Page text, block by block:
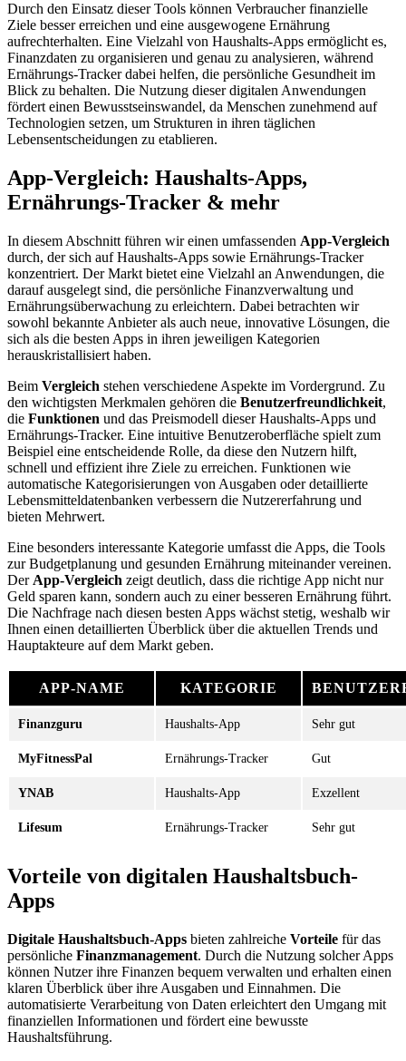
Durch den Einsatz dieser Tools können Verbraucher finanzielle
Ziele besser erreichen und eine ausgewogene Ernährung
aufrechterhalten. Eine Vielzahl von Haushalts-Apps ermöglicht es,
Finanzdaten zu organisieren und genau zu analysieren, während
Ernährungs-Tracker dabei helfen, die persönliche Gesundheit im
Blick zu behalten. Die Nutzung dieser digitalen Anwendungen
fördert einen Bewusstseinswandel, da Menschen zunehmend auf
Technologien setzen, um Strukturen in ihren täglichen
Lebensentscheidungen zu etablieren.
App-Vergleich: Haushalts-Apps,
Ernährungs-Tracker & mehr
In diesem Abschnitt führen wir einen umfassenden App-Vergleich
durch, der sich auf Haushalts-Apps sowie Ernährungs-Tracker
konzentriert. Der Markt bietet eine Vielzahl an Anwendungen, die
darauf ausgelegt sind, die persönliche Finanzverwaltung und
Ernährungsüberwachung zu erleichtern. Dabei betrachten wir
sowohl bekannte Anbieter als auch neue, innovative Lösungen, die
sich als die besten Apps in ihren jeweiligen Kategorien
herauskristallisiert haben.
Beim Vergleich stehen verschiedene Aspekte im Vordergrund. Zu
den wichtigsten Merkmalen gehören die Benutzerfreundlichkeit,
die Funktionen und das Preismodell dieser Haushalts-Apps und
Ernährungs-Tracker. Eine intuitive Benutzeroberfläche spielt zum
Beispiel eine entscheidende Rolle, da diese den Nutzern hilft,
schnell und effizient ihre Ziele zu erreichen. Funktionen wie
automatische Kategorisierungen von Ausgaben oder detaillierte
Lebensmitteldatenbanken verbessern die Nutzererfahrung und
bieten Mehrwert.
Eine besonders interessante Kategorie umfasst die Apps, die Tools
zur Budgetplanung und gesunden Ernährung miteinander vereinen.
Der App-Vergleich zeigt deutlich, dass die richtige App nicht nur
Geld sparen kann, sondern auch zu einer besseren Ernährung führt.
Die Nachfrage nach diesen besten Apps wächst stetig, weshalb wir
Ihnen einen detaillierten Überblick über die aktuellen Trends und
Hauptakteure auf dem Markt geben.
APP-NAME KATEGORIE
Finanzguru Haushalts-App Sehr gut
MyFitnessPal Ernährungs-Tracker Gut
YNAB Haushalts-App Exzellent
Lifesum Ernährungs-Tracker Sehr gut
Vorteile von digitalen Haushaltsbuch-
Apps
Digitale Haushaltsbuch-Apps bieten zahlreiche Vorteile für das
persönliche Finanzmanagement. Durch die Nutzung solcher Apps
können Nutzer ihre Finanzen bequem verwalten und erhalten einen
klaren Überblick über ihre Ausgaben und Einnahmen. Die
automatisierte Verarbeitung von Daten erleichtert den Umgang mit
finanziellen Informationen und fördert eine bewusste
Haushaltsführung.